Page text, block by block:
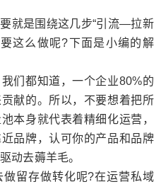
就是围绕这几步“引流—拉新
这么做呢?下面是小编的解
们都知道，一个企业80%的
献的。所以，不要想着把所
本身就代表着精细化运营，
品牌，认可你的产品和品牌
动去薅羊毛。
留存做转化呢?在运营私域